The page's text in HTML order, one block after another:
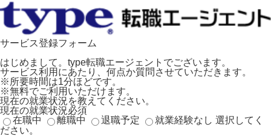
サービス登録フォーム
はじめまして。type転職エージェントでございます。
サービス利用にあたり、何点か質問させていただきます。
※所要時間は1分ほどです。
※無料でご利用いただけます。
現在の就業状況を教えてください。
現在の就業状況必須
在職中
離職中 退職予定 就業経験なし 選択してく
ださい。